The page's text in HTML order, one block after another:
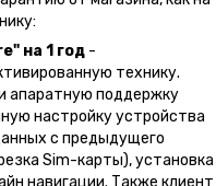
на 1 год -
технику.
апаратную поддержку
настройку устройства
с предыдущего
Sim-карты), установка
навигации. Также клиент